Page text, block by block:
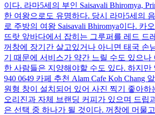
이다. 라마5세의 부인 Saisavali Bhiromya,
한 여왕으로도 유명하다. 당시 라마5세의
로 주방의 여왕 Saisavali Bhiromya이다.
뜨랏 앞바다에서 잡히는 그루퍼를 레드 드
꺼창에 장기간 살고있거나 아니면 태국 손
기 때문에 서비스가 약간 느릴 수도 있으
한 사람들은 지양해야할 수도 있다. 하지만
940 0649 카페 추천 Alam Cafe Koh
원형 창이 설치되어 있어 사진 찍기 좋아
오리진과 자체 브랜딩 커피가 있으며 드립
은 선택 중 하나가 될 것이다. 꺼창에 머물